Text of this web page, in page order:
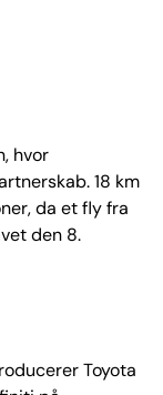
hvor
18 km
da et fly fra
den 8.
Toyota